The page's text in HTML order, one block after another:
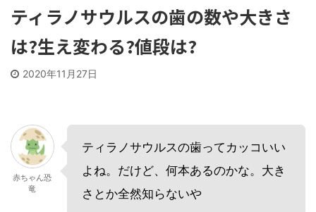
ティラノサウルスの歯の数や大きさ
は?生え変わる?値段は?
2020年11月27日
赤ちゃん恐
竜
ティラノサウルスの歯ってカッコいい
よね。だけど、何本あるのかな。大き
さとか全然知らないや